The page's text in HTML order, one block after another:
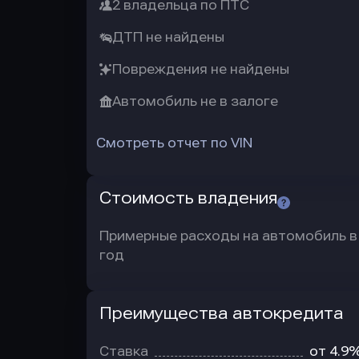
2 владельца по ПТС
ДТП не найдены
Повреждения не найдены
Автомобиль не в залоге
Смотреть отчет по VIN
Стоимость владения
Примерные расходы на автомобиль в
год
Преимущества автокредита
Ставка от